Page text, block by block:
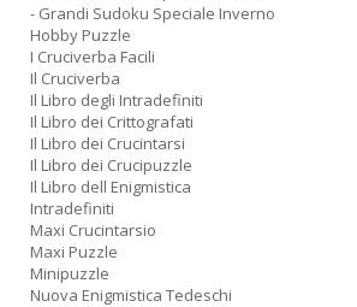
- Grandi Sudoku Speciale Inverno
Hobby Puzzle
I Cruciverba Facili
Il Cruciverba
Il Libro degli Intradefiniti
Il Libro dei Crittografati
Il Libro dei Crucintarsi
Il Libro dei Crucipuzzle
Il Libro dell Enigmistica
Intradefiniti
Maxi Crucintarsio
Maxi Puzzle
Minipuzzle
Nuova Enigmistica Tedeschi